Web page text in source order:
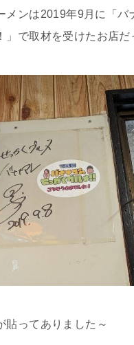
メンは2019年9月に「バ
」で取材を受けたお店だ
貼ってありました～